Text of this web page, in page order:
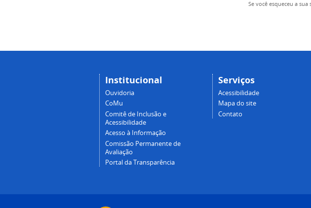
Se você esqueceu a sua
Institucional
Ouvidoria
CoMu
Comitê de Inclusão e
Acessibilidade
Acesso à Informação
Comissão Permanente de
Avaliação
Portal da Transparência
Serviços
Acessibilidade
Mapa do site
Contato